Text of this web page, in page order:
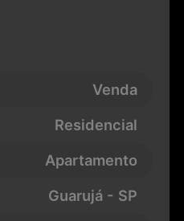
Venda
Residencial
Apartamento
Guarujá - SP